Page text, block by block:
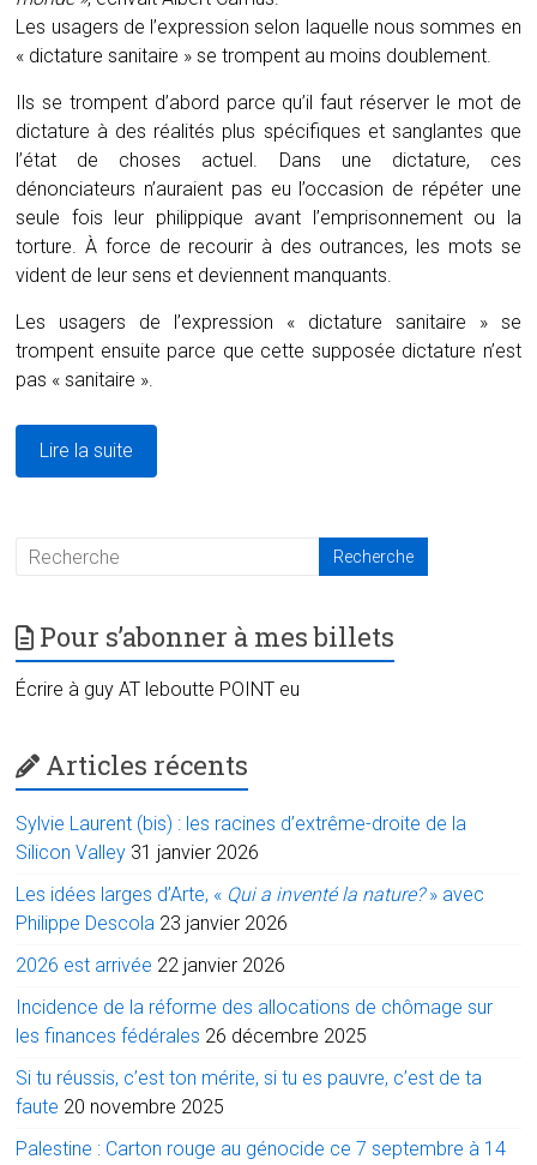
Les usagers de l’expression selon laquelle nous sommes en
« dictature sanitaire » se trompent au moins doublement.
Ils se trompent d’abord parce qu’il faut réserver le mot de
dictature à des réalités plus spécifiques et sanglantes que
l’état de choses actuel. Dans une dictature, ces
dénonciateurs n’auraient pas eu l’occasion de répéter une
seule fois leur philippique avant l’emprisonnement ou la
torture. À force de recourir à des outrances, les mots se
vident de leur sens et deviennent manquants.
Les usagers de l’expression « dictature sanitaire » se
trompent ensuite parce que cette supposée dictature n’est
pas « sanitaire ».
Lire la suite
Pour s’abonner à mes billets
Écrire à guy AT leboutte POINT eu
Articles récents
Sylvie Laurent (bis) : les racines d’extrême-droite de la
Silicon Valley 31 janvier 2026
Les idées larges d’Arte, « Qui a inventé la nature?» avec
Philippe Descola 23 janvier 2026
2026 est arrivée 22 janvier 2026
Incidence de la réforme des allocations de chômage sur
les finances fédérales 26 décembre 2025
Si tu réussis, c’est ton mérite, si tu es pauvre, c’est de ta
faute 20 novembre 2025
Palestine : Carton rouge au génocide ce 7 septembre à 14